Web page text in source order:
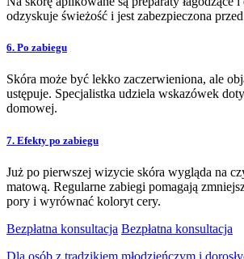
odzyskuje świeżość i jest zabezpieczona
6. Po zabiegu
Skóra może być lekko zaczerwieniona, ale
ustępuje. Specjalistka udziela wskazówek
domowej.
7. Efekty po zabiegu
Już po pierwszej wizycie skóra wygląda na
matową. Regularne zabiegi pomagają
pory i wyrównać koloryt cery.
Bezpłatna konsultacja Bezpłatna konsultacja
Dla osób z trądzikiem młodzieńczym i